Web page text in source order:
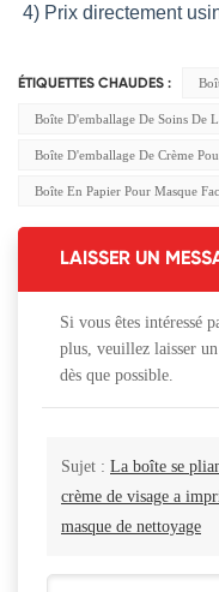
4) Prix directement
ÉTIQUETTES CHAUDES :
Boîte D'emballage De Soins De
Boîte D'emballage De Crème
Boîte En Papier Pour Masque
LAISSER UN
Si vous êtes intéressé
plus, veuillez laisser
dès que possible.
Sujet : La boîte se
crème de visage a
masque de nettoyage